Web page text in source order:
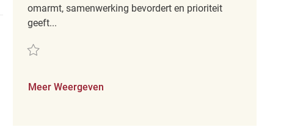
omarmt, samenwerking bevordert en prioriteit
geeft...
Redden Merchandise Associate REQ115957
Meer Weergeven